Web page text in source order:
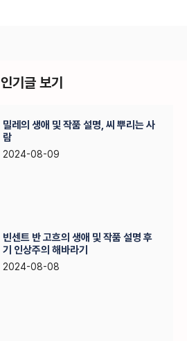
인기글 보기
밀레의 생애 및 작품 설명, 씨 뿌리는 사
람
2024-08-09
빈센트 반 고흐의 생애 및 작품 설명 후
기 인상주의 해바라기
2024-08-08